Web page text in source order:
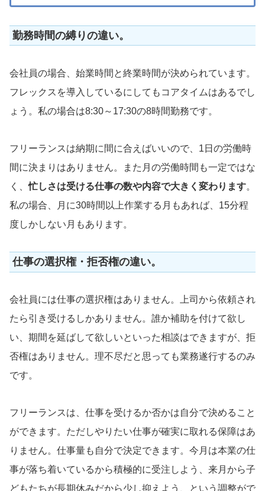
勤務時間の縛りの違い。
会社員の場合、始業時間と終業時間が決められています。
フレックスを導入しているにしてもコアタイムはあるでし
ょう。私の場合は8:30～17:30の8時間勤務です。
フリーランスは納期に間に合えばいいので、1日の労働時
間に決まりはありません。また月の労働時間も一定ではな
く、忙しさは受ける仕事の数や内容で大きく変わります。
私の場合、月に30時間以上作業する月もあれば、15分程
度しかしない月もあります。
仕事の選択権・拒否権の違い。
会社員には仕事の選択権はありません。上司から依頼され
たら引き受けるしかありません。誰か補助を付けて欲し
い、期間を延ばして欲しいといった相談はできますが、拒
否権はありません。理不尽だと思っても業務遂行するのみ
です。
フリーランスは、仕事を受けるか否かは自分で決めること
ができます。ただしやりたい仕事が確実に取れる保障はあ
りません。仕事量も自分で決定できます。今月は本業の仕
事が落ち着いているから積極的に受注しよう、来月から子
どもたちが長期休みだから少し抑えよう、という調整がで